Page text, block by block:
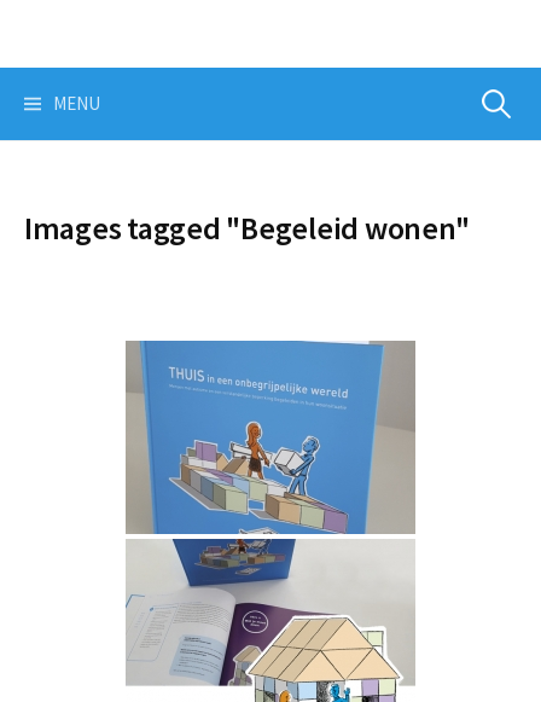
content
MENU Zoeken
Images tagged "Begeleid wonen"